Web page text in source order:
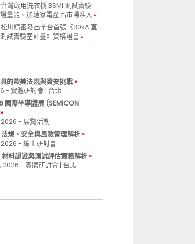
灣啟用洗衣機 BSMI 測試實驗
量能、加速家電產品市場准入
川精密發出全台首張《30kA 直
試實驗室計畫》資格證書
的歐美法規與資安挑戰
- 實體研討會 | 台北
國際半導體展 (SEMICON
- 展覽活動
規、安全與風險管理解析
- 線上研討會
料認證與測試評估實務解析
- 實體研討會 | 台北